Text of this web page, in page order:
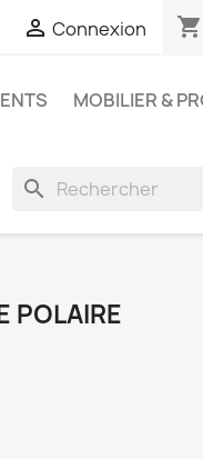
 Connexion shopping_cart
MOBILIER &
search
POLAIRE